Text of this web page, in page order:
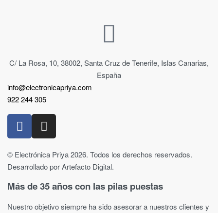
C/ La Rosa, 10, 38002, Santa Cruz de Tenerife, Islas Canarias,
España
info@electronicapriya.com
922 244 305
© Electrónica Priya 2026. Todos los derechos reservados.
Desarrollado por Artefacto Digital.
Más de 35 años con las pilas puestas
Nuestro objetivo siempre ha sido asesorar a nuestros clientes y